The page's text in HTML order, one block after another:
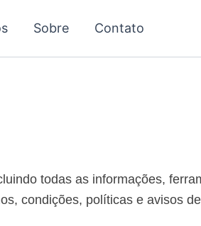
Sobre Contato
todas as informações,
condições, políticas e avisos